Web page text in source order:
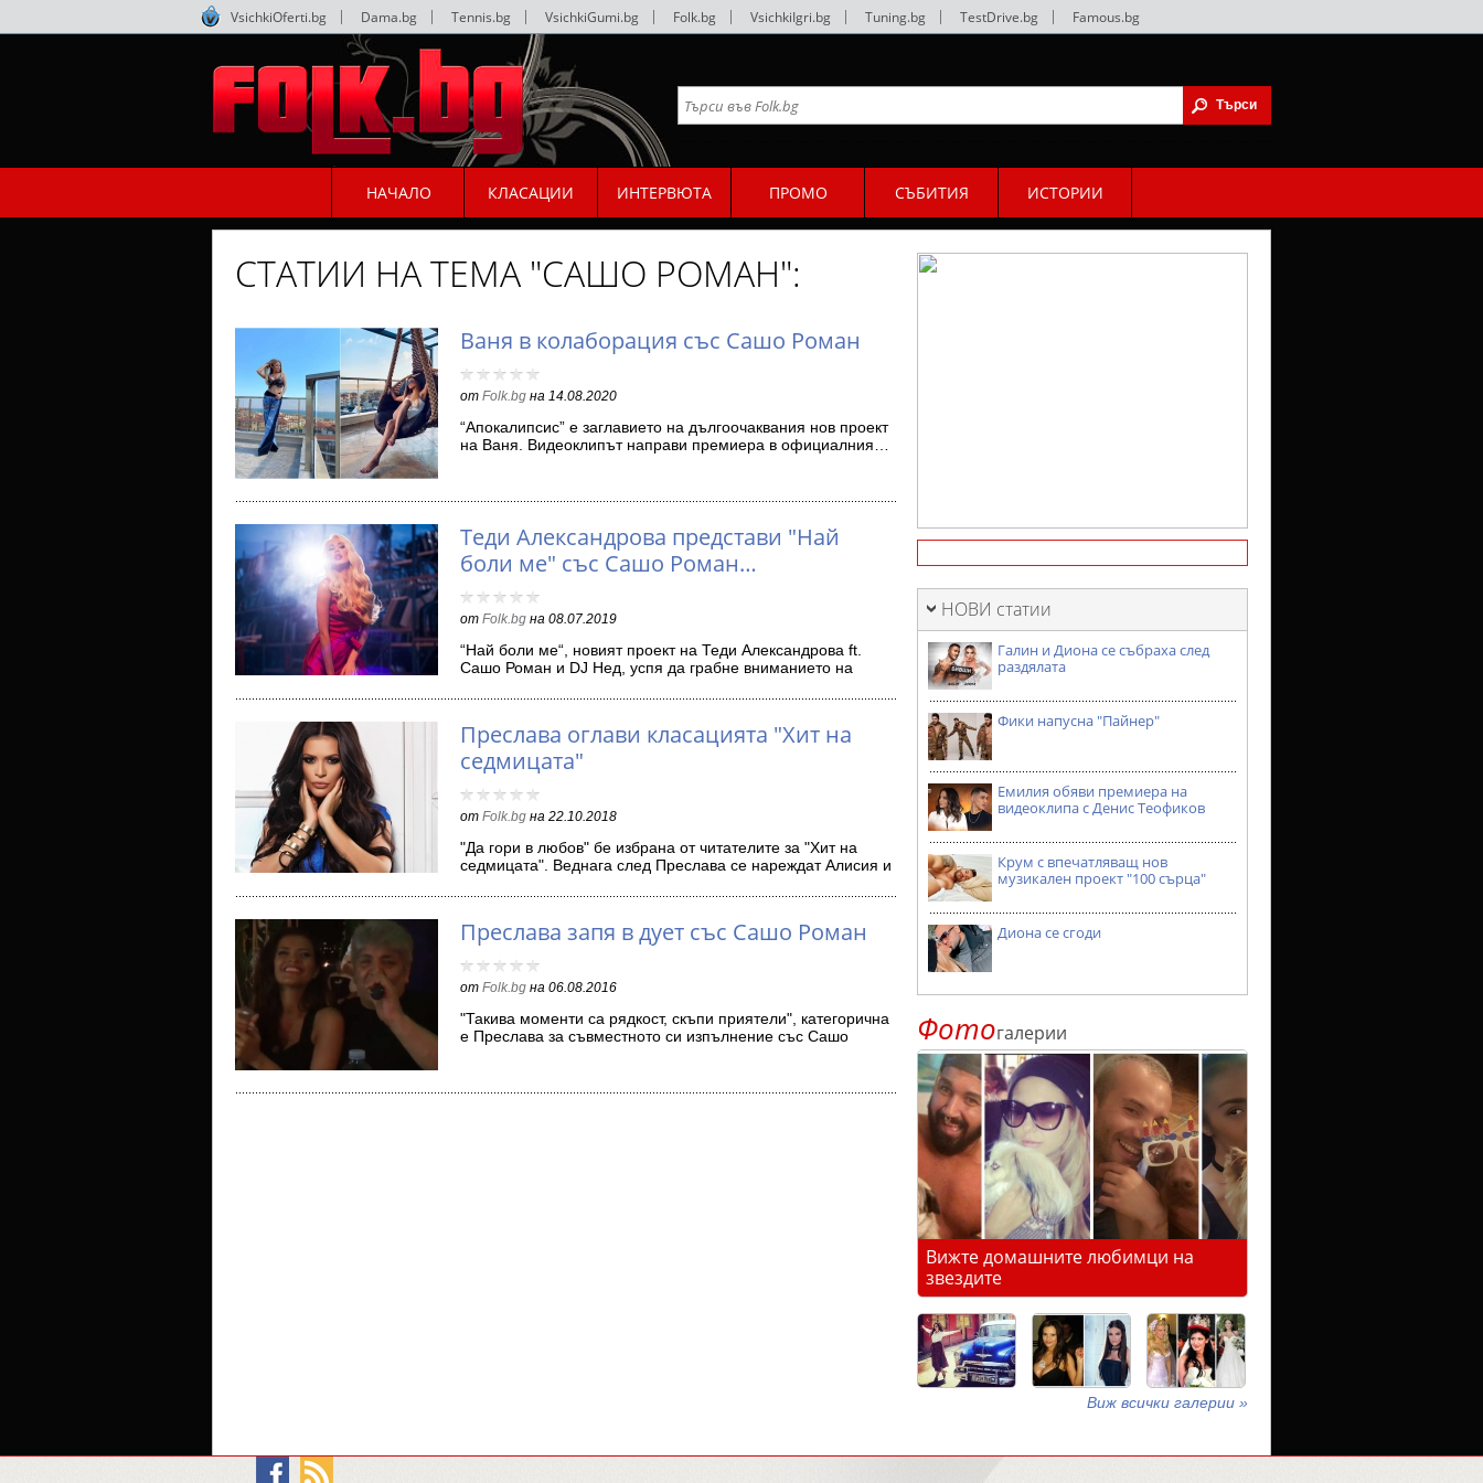
VsichkiOferti.bg Dama.bg Tennis.bg VsichkiGumi.bg Folk.bg VsichkiIgri.bg Tuning.bg TestDrive.bg Famous.bg
НАЧАЛО КЛАСАЦИИ ИНТЕРВЮТА ПРОМО СЪБИТИЯ ИСТОРИИ
СТАТИИ НА ТЕМА "САШО РОМАН":
Ваня в колаборация със Сашо Роман
от Folk.bg на 14.08.2020
“Апокалипсис” е заглавието на дългоочаквания нов проект
на Ваня. Видеоклипът направи премиера в официалния…
Теди Александрова представи "Най
боли ме" със Сашо Роман…
от Folk.bg на 08.07.2019
“Най боли ме“, новият проект на Теди Александрова ft.
Сашо Роман и DJ Нед, успя да грабне вниманието на
Преслава оглави класацията "Хит на
седмицата"
от Folk.bg на 22.10.2018
"Да гори в любов" бе избрана от читателите за "Хит на
седмицата". Веднага след Преслава се нареждат Алисия и
Преслава запя в дует със Сашо Роман
от Folk.bg на 06.08.2016
"Такива моменти са рядкост, скъпи приятели", категорична
е Преслава за съвместното си изпълнение със Сашо
НОВИ статии
Галин и Диона се събраха след
раздялата
Фики напусна "Пайнер"
Емилия обяви премиера на
видеоклипа с Денис Теофиков
Крум с впечатляващ нов
музикален проект "100 сърца"
Диона се сгоди
Фотогалерии
Вижте домашните любимци на
звездите
Виж всички галерии »